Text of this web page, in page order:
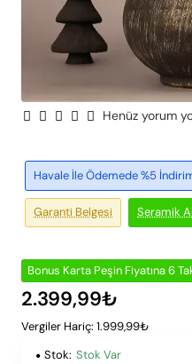
Havale İle Ödemede %5
Seramik
Garanti Belgesi
Henüz yorum
Bonus Karta Peşin Fiyatına 6
2.399,99₺
Vergiler Hariç: 1.999,99₺
Stok: Stok Var